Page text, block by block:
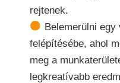
rejtenek.
Belemerülni
felépítésébe, ahol
meg a
legkreatívabb